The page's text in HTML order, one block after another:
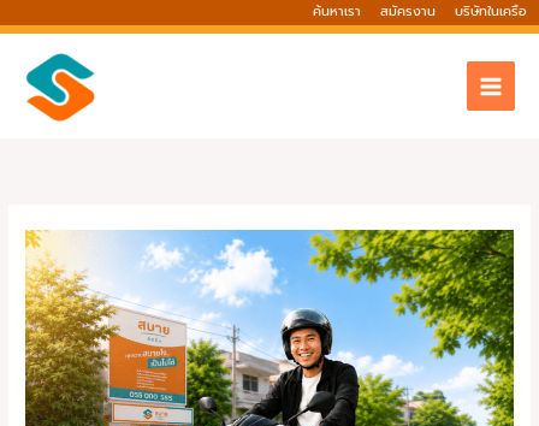
to
content
ค้นหาเรา สมัครงาน บริษัทในเครือ